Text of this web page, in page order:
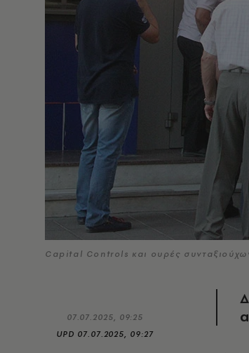
Capital Controls και ουρές
07.07.2025, 09:25
UPD 07.07.2025, 09:27